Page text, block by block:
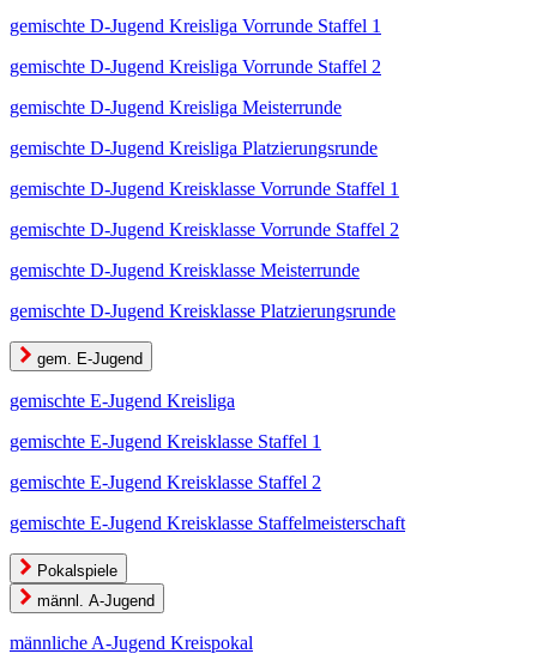
gemischte D-Jugend Kreisliga Vorrunde Staffel 1
gemischte D-Jugend Kreisliga Vorrunde Staffel 2
gemischte D-Jugend Kreisliga Meisterrunde
gemischte D-Jugend Kreisliga Platzierungsrunde
gemischte D-Jugend Kreisklasse Vorrunde Staffel 1
gemischte D-Jugend Kreisklasse Vorrunde Staffel 2
gemischte D-Jugend Kreisklasse Meisterrunde
gemischte D-Jugend Kreisklasse Platzierungsrunde
gem. E-Jugend
gemischte E-Jugend Kreisliga
gemischte E-Jugend Kreisklasse Staffel 1
gemischte E-Jugend Kreisklasse Staffel 2
gemischte E-Jugend Kreisklasse Staffelmeisterschaft
Pokalspiele
männl. A-Jugend
männliche A-Jugend Kreispokal